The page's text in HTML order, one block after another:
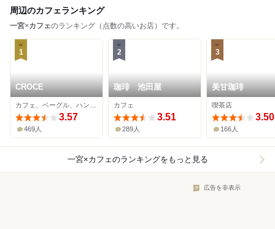
周辺のカフェランキング
一宮×カフェのランキング（点数の高いお店）です。
1
CROCE
3.57
469人
2
珈琲 池田屋
カフェ
3.51
289人
3
美甘珈琲
喫茶店
3.50
166人
一宮×カフェのランキングをもっと見る
広告を非表示